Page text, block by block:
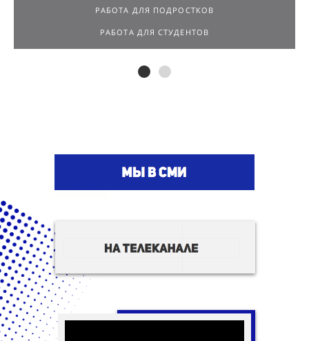
РАБОТА ДЛЯ ПОДРОСТКОВ
РАБОТА ДЛЯ СТУДЕНТОВ